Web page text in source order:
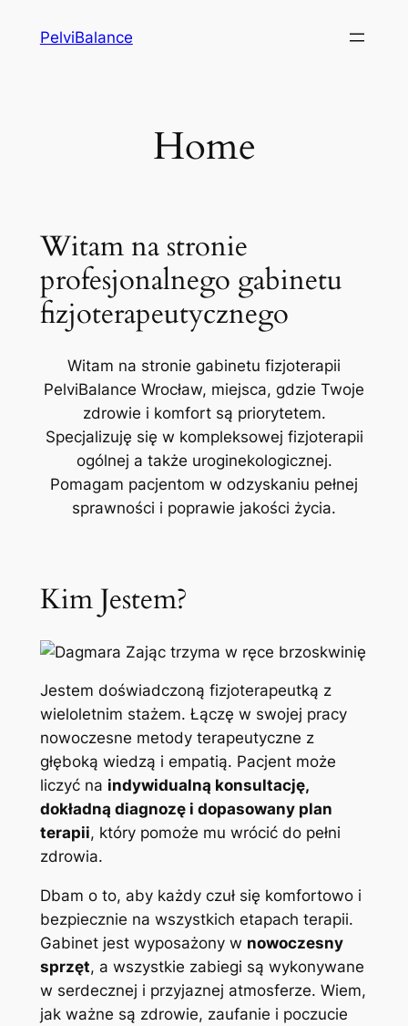
PelviBalance
Home
Witam na stronie
profesjonalnego gabinetu
fizjoterapeutycznego
Witam na stronie gabinetu fizjoterapii
PelviBalance Wrocław, miejsca, gdzie Twoje
zdrowie i komfort są priorytetem.
Specjalizuję się w kompleksowej fizjoterapii
ogólnej a także uroginekologicznej.
Pomagam pacjentom w odzyskaniu pełnej
sprawności i poprawie jakości życia.
Kim Jestem?
Jestem doświadczoną fizjoterapeutką z
wieloletnim stażem. Łączę w swojej pracy
nowoczesne metody terapeutyczne z
głęboką wiedzą i empatią. Pacjent może
liczyć na indywidualną konsultację,
dokładną diagnozę i dopasowany plan
terapii, który pomoże mu wrócić do pełni
zdrowia.
Dbam o to, aby każdy czuł się komfortowo i
bezpiecznie na wszystkich etapach terapii.
Gabinet jest wyposażony w nowoczesny
sprzęt, a wszystkie zabiegi są wykonywane
w serdecznej i przyjaznej atmosferze. Wiem,
jak ważne są zdrowie, zaufanie i poczucie